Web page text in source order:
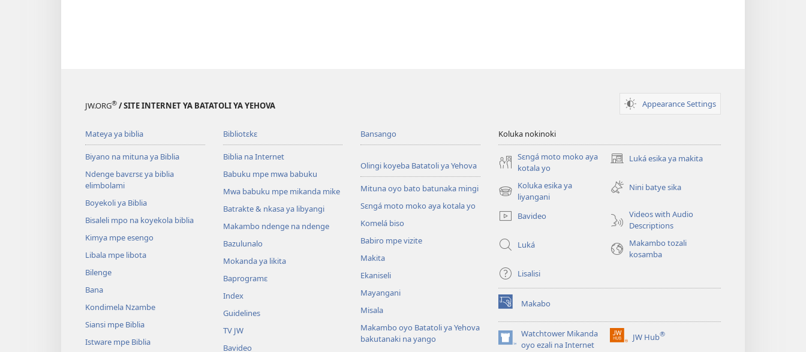
JW.ORG® / SITE INTERNET YA BATATOLI YA YEHOVA Appearance Settings
Mateya ya biblia
Biyano na mituna ya Biblia
Ndenge bavɛrsɛ ya biblia
elimbolami
Boyekoli ya Biblia
Bisaleli mpo na koyekola biblia
Kimya mpe esengo
Libala mpe libota
Bilenge
Bana
Kondimela Nzambe
Siansi mpe Biblia
Istware mpe Biblia
Bibliotɛkɛ
Biblia na Internet
Babuku mpe mwa babuku
Mwa babuku mpe mikanda mike
Batrakte & nkasa ya libyangi
Makambo ndenge na ndenge
Bazulunalo
Mokanda ya likita
Baprogramɛ
Index
Guidelines
TV JW
Bavideo
Bansango
Olingi koyeba Batatoli ya Yehova
Mituna oyo bato batunaka mingi
Sɛngá moto moko aya kotala yo
Komelá biso
Babiro mpe vizite
Makita
Ekaniseli
Mayangani
Misala
Makambo oyo Batatoli ya Yehova
bakutanaki na yango
Koluka nokinoki
Sɛngá moto moko aya
kotala yo
Luká esika ya makita
(fungolá
mosusu)
Koluka esika ya
liyangani
(fungolá
mosusu)
Nini batye sika
Bavideo
Videos with Audio
Descriptions
Luká
Makambo tozali
kosamba
Lisalisi
Makabo
(fungolá
fenɛtrɛ
mosusu)Watchtower Mikanda
oyo ezali na Internet
(fungolá
JW Hub®
(fungolá